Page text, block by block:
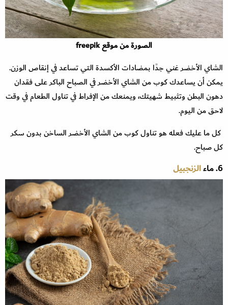
الصورة من موقع freepik
الشاي الأخضر غني جدًا بمضادات الأكسدة التي تساعد في إنقاص الوزن.
يمكن أن يساعدك كوب من الشاي الأخضر في الصباح الباكر على فقدان
دهون البطن وتثبيط شهيتك، ويمنعك من الإفراط في تناول الطعام في وقت
لاحق من اليوم.
كل ما عليك فعله هو تناول كوب من الشاي الأخضر الساخن بدون سكر
كل صباح.
6. ماء الزنجبيل